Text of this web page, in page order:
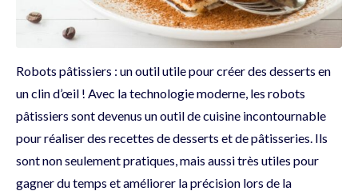
Robots pâtissiers : un outil utile pour créer des desserts en
un clin d’œil ! Avec la technologie moderne, les robots
pâtissiers sont devenus un outil de cuisine incontournable
pour réaliser des recettes de desserts et de pâtisseries. Ils
sont non seulement pratiques, mais aussi très utiles pour
gagner du temps et améliorer la précision lors de la